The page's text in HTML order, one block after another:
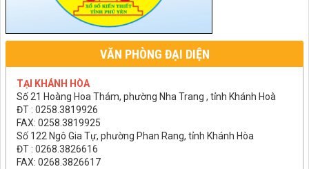
VĂN PHÒNG ĐẠI DIỆN
TẠI KHÁNH HÒA
Số 21 Hoàng Hoa Thám, phường Nha Trang , tỉnh Khánh Hoà
ĐT : 0258.3819926
FAX: 0258.3819925
Số 122 Ngô Gia Tự, phường Phan Rang, tỉnh Khánh Hòa
ĐT : 0268.3826616
FAX: 0268.3826617